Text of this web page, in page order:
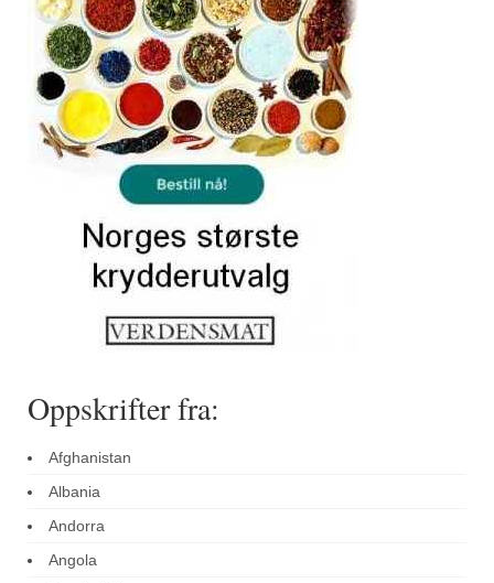
Sar (bønneurt)
Selleriblader
Smaken av skog
Tapaskrydder
Tomatflak
Om oss
Nettbutikk
Oppskrifter fra:
Afghanistan
Albania
Andorra
Angola